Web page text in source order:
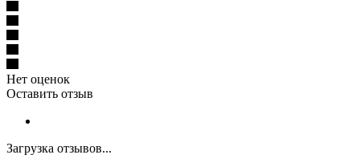
Нет оценок
Оставить отзыв
Загрузка отзывов...